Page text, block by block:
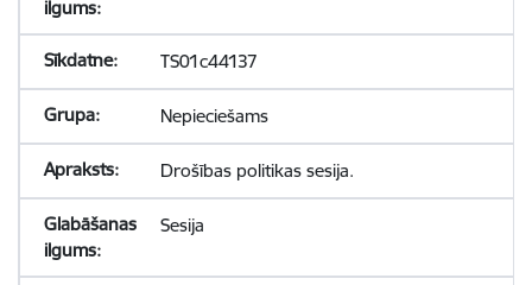
TS01c44137
Nepieciešams
Drošības politikas sesija.
Sesija